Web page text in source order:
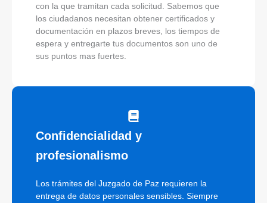
con la que tramitan cada solicitud. Sabemos que
los ciudadanos necesitan obtener certificados y
documentación en plazos breves, los tiempos de
espera y entregarte tus documentos son uno de
sus puntos mas fuertes.
Confidencialidad y
profesionalismo
Los trámites del Juzgado de Paz requieren la
entrega de datos personales sensibles. Siempre